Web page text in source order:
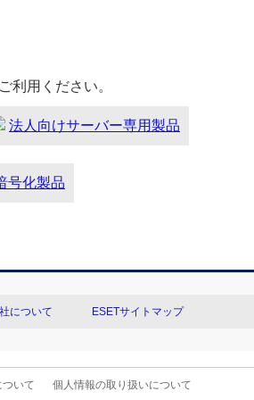
利用ください。
法人向けサーバー専用製品
号化製品
について ESETサイトマップ
いて 個人情報の取り扱いについて